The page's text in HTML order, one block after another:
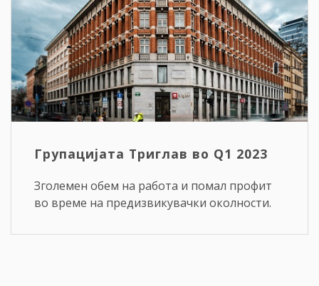
Групацијата Триглав во Q1 2023
Зголемен обем на работа и помал профит
во време на предизвикувачки околности.